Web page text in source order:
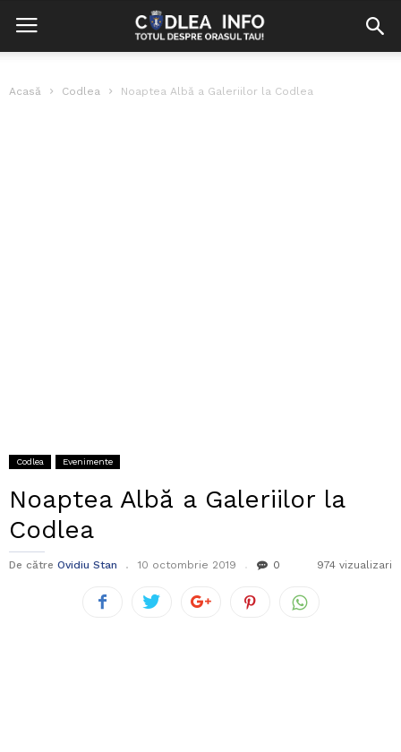
Acasă Codlea Noaptea Albă a Galeriilor la Codlea
Codlea Evenimente
Noaptea Albă a Galeriilor la
Codlea
De către Ovidiu Stan 10 octombrie 2019 0 974 vizualizari